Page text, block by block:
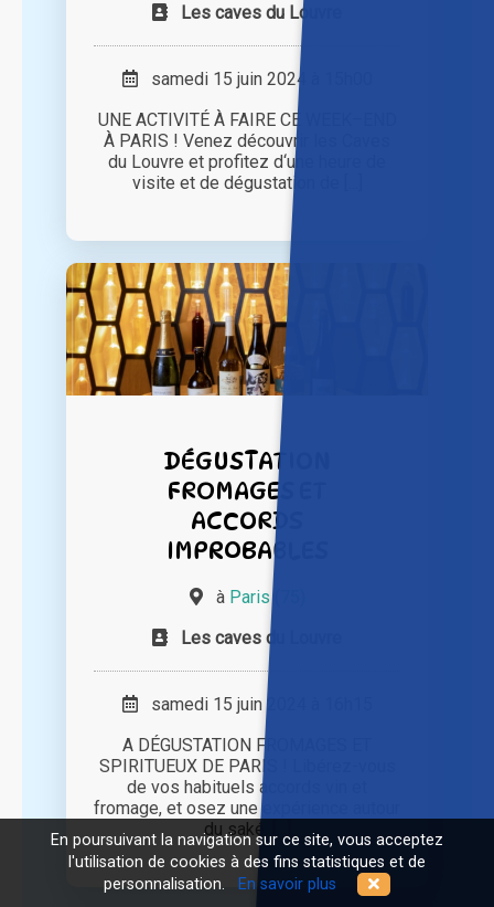
Les caves du Louvre
samedi 15 juin 2024 à 15h00
UNE ACTIVITÉ À FAIRE CE WEEK–END
À PARIS ! Venez découvrir les Caves
du Louvre et profitez d‘une heure de
visite et de dégustation de [...]
DÉGUSTATION
FROMAGES ET
ACCORDS
IMPROBABLES
à Paris (75)
Les caves du Louvre
samedi 15 juin 2024 à 16h15
A DÉGUSTATION FROMAGES ET
SPIRITUEUX DE PARIS ! Libérez-vous
de vos habituels accords vin et
fromage, et osez une expérience autour
du saké, [...]
En poursuivant la navigation sur ce site, vous acceptez
l'utilisation de cookies à des fins statistiques et de
personnalisation.
En savoir plus